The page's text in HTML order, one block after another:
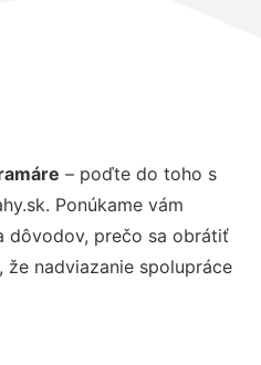
– poďte do toho s
Ponúkame vám
dôvodov, prečo sa obrátiť
že nadviazanie spolupráce